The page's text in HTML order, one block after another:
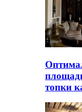
топки